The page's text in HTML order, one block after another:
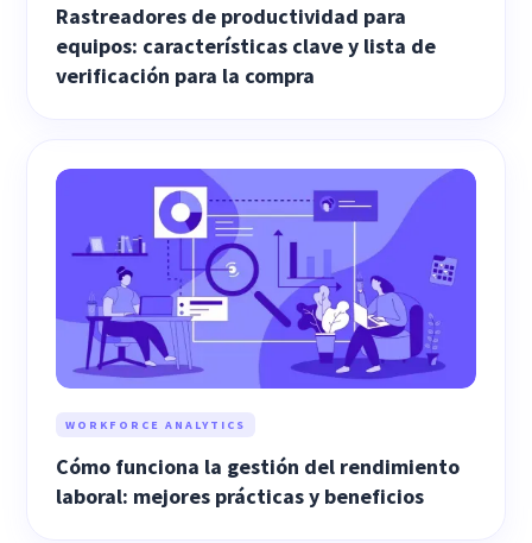
Rastreadores de productividad para
equipos: características clave y lista de
verificación para la compra
WORKFORCE ANALYTICS
Cómo funciona la gestión del rendimiento
laboral: mejores prácticas y beneficios